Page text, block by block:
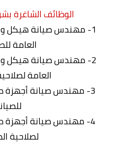
الوظائف الشاغرة
1- مهندس صيانة هيكل
العامة
2- مهندس صيانة هيكل
العامة
3- مهندس صيانة أجهزة
4- مهندس صيانة أجهزة
لصلاحية